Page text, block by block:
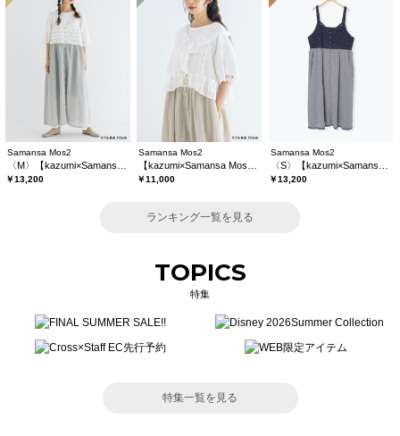
Samansa Mos2
￥13,200
Samansa Mos2
￥11,000
Samansa Mos2
￥13,200
ランキング一覧を見る
TOPICS
特集
特集一覧を見る